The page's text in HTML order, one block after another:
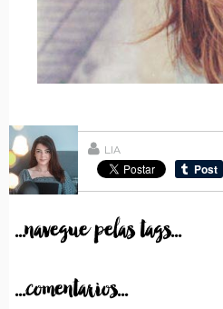
LIA
...navegue pelas tags...
...comentarios...